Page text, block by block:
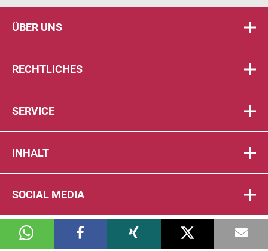
ÜBER UNS
RECHTLICHES
SERVICE
INHALT
SOCIAL MEDIA
© 2026 DIE PTA IN DER APOTHEKE